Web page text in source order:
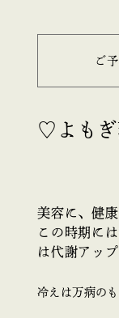
ご
♡よも
美容に、健
この時期に
は代謝アッ
冷えは万病のも